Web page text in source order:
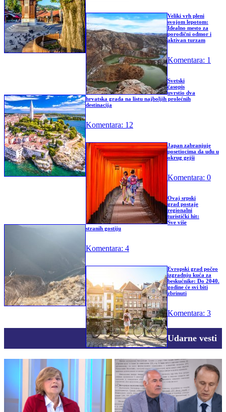
Veliki vrh pleni
svojom lepotom:
Idealno mesto za
porodični odmor i
aktivan turzam
Komentara: 1
Svetski
časopis
uvrstio dva
hrvatska grada na listu najboljih prolećnih
destinacija
Komentara: 12
Japan zabranjuje
posetiocima da uđu u
okrug gejši
Komentara: 0
Ovaj srpski
grad postaje
regionalni
turistički hit:
Sve više
stranih gostiju
Komentara: 4
Evropski grad počeo
izgradnju kuća za
beskućnike: Do 2040.
godine će svi biti
zbrinuti
Komentara: 3
Udarne vesti